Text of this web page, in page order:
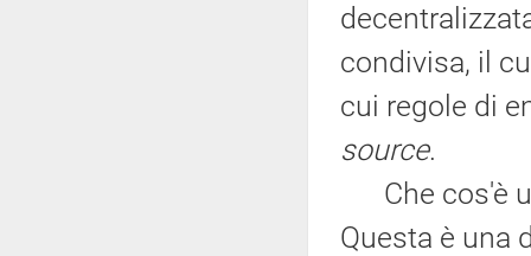
condivisa, il
cui regole di
source.
Che cos'è
Questa è una